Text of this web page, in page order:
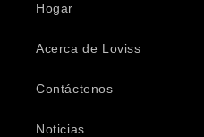
Hogar
Acerca de Loviss
Contáctenos
Noticias